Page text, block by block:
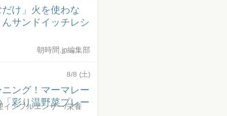
だけ」火を使わな
サンドイッチレシ
朝時間.jp編集部
8/8 (土)
ング！マーマレー
彩り温野菜プレー
インフルエンサー/栄養